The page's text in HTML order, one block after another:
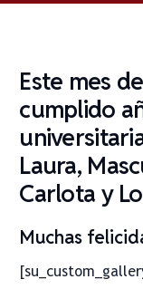
Este mes
cumplido
Laura,
Carlota y
Muchas